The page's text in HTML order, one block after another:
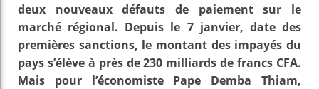
deux nouveaux défauts de paiement sur le
marché régional. Depuis le 7 janvier, date des
premières sanctions, le montant des impayés du
pays s’élève à près de 230 milliards de francs CFA.
Mais pour l’économiste Pape Demba Thiam,